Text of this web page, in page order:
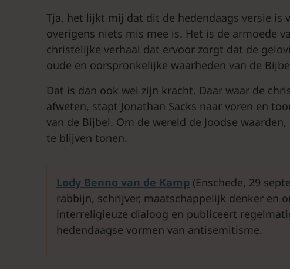
Tja, het lijkt mij dat dit de hedendaags versie is
overigens niets mis mee is. Het is de armoede
christelijke verhaal dat ervoor zorgt dat de
oude en oorspronkelijke waarheden van de
Dat is dan ook wel zijn kracht. Daar waar de
afweten, stapt Jonathan Sacks naar voren en
van de Bijbel. Om de wereld de Joodse
te blijven tonen.
Lody Benno van de Kamp (Enschede, 29
rabbijn, schrijver, maatschappelijk denker en
interreligieuze dialoog en publiceert
hedendaagse vormen van antisemitisme.